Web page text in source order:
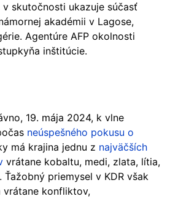
skutočnosti ukazuje súčasť
akadémii v Lagose,
Agentúre AFP okolnosti
inštitúcie.
19. mája 2024, k vlne
neúspešného pokusu o
má krajina jednu z najväčších
vrátane kobaltu, medi, zlata, lítia,
priemysel v KDR však
vrátane konfliktov,